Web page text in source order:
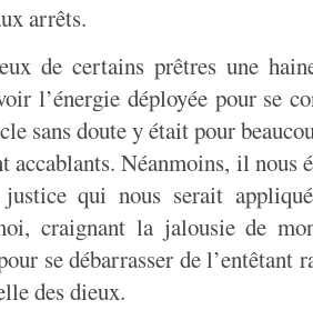
arrêts.
de certains prêtres une
l’énergie déployée pour se
sans doute y était pour
accablants. Néanmoins, il nous
qui nous serait
craignant la jalousie de
se débarrasser de l’entêtant
des dieux.